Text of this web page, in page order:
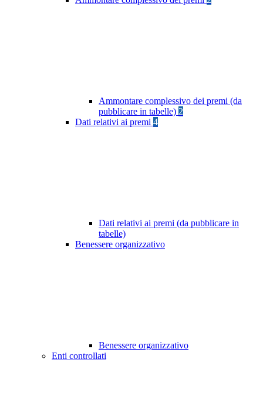
Ammontare complessivo dei premi (da
pubblicare in tabelle) 2
Dati relativi ai premi 4
Dati relativi ai premi (da pubblicare in
tabelle)
Benessere organizzativo
Benessere organizzativo
Enti controllati